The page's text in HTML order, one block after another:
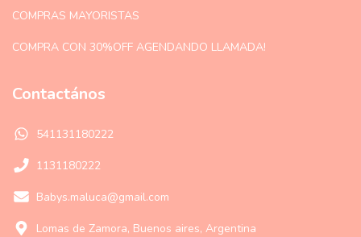
COMPRAS MAYORISTAS
COMPRA CON 30%OFF AGENDANDO LLAMADA!
Contactános
541131180222
1131180222
Babys.maluca@gmail.com
Lomas de Zamora, Buenos aires, Argentina